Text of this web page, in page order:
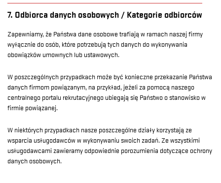
7. Odbiorca danych osobowych / Kategorie odbiorców
Zapewniamy, że Państwa dane osobowe trafiają w ramach naszej firmy
wyłącznie do osób, które potrzebują tych danych do wykonywania
obowiązków umownych lub ustawowych.
W poszczególnych przypadkach może być konieczne przekazanie Państwa
danych firmom powiązanym, na przykład, jeżeli za pomocą naszego
centralnego portalu rekrutacyjnego ubiegają się Państwo o stanowisko w
firmie powiązanej.
W niektórych przypadkach nasze poszczególne działy korzystają ze
wsparcia usługodawców w wykonywaniu swoich zadań. Ze wszystkimi
usługodawcami zawieramy odpowiednie porozumienia dotyczące ochrony
danych osobowych.